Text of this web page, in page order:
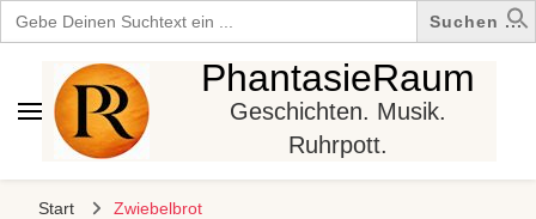
Search
for:
PhantasieRaum
Geschichten. Musik.
Ruhrpott.
Start Zwiebelbrot